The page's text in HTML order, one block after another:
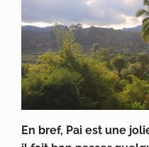
En bref, Pai est une